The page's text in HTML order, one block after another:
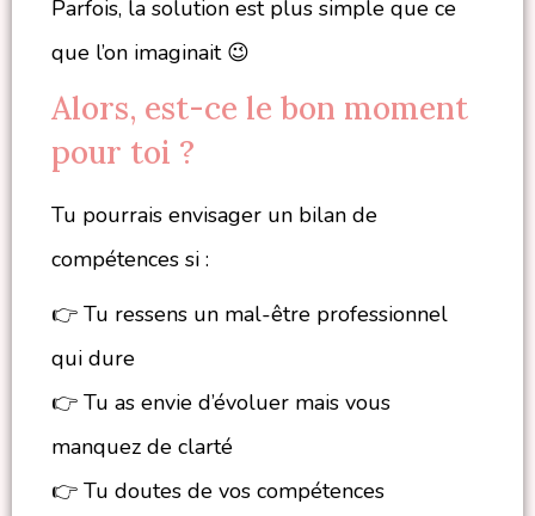
Parfois, la solution est plus simple que ce
que l’on imaginait 😉
Alors, est-ce le bon moment
pour toi ?
Tu pourrais envisager un bilan de
compétences si :
👉 Tu ressens un mal-être professionnel
qui dure
👉 Tu as envie d’évoluer mais vous
manquez de clarté
👉 Tu doutes de vos compétences